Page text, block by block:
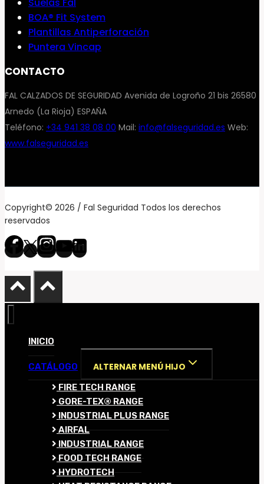
BOA® Fit System
Plantillas Antiperforación
Puntera Vincap
CONTACTO
FAL CALZADOS DE SEGURIDAD Avenida de Logroño 21 bis 26580
Arnedo (La Rioja) ESPAÑA
Teléfono: +34 941 38 08 00 Mail: info@falseguridad.es Web:
www.falseguridad.es
Copyright© 2026 / Fal Seguridad Todos los derechos
reservados
INICIO
CATÁLOGO ALTERNAR MENÚ HIJO
FIRE TECH RANGE
GORE-TEX® RANGE
INDUSTRIAL PLUS RANGE
AIRFAL
INDUSTRIAL RANGE
FOOD TECH RANGE
HYDROTECH